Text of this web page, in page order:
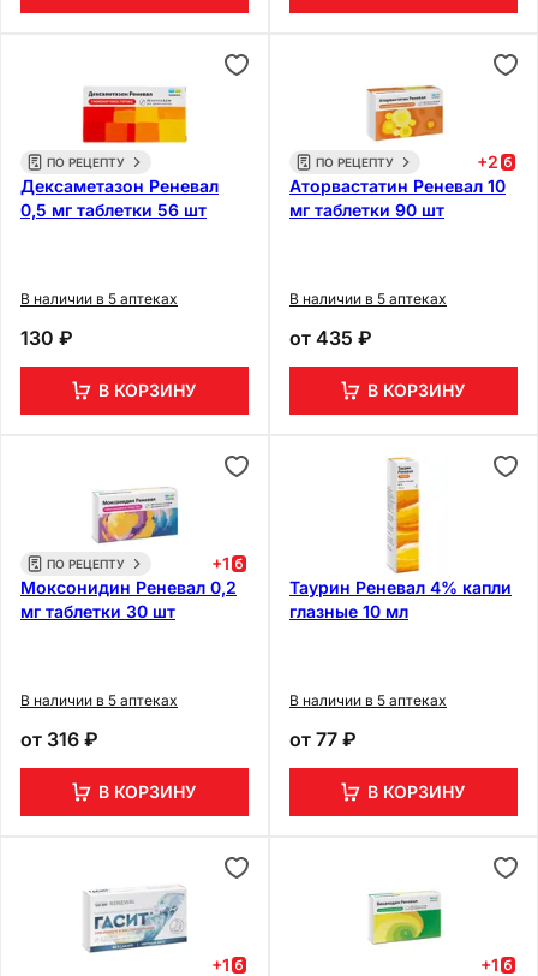
ПО РЕЦЕПТУ
Дексаметазон Реневал
0,5 мг таблетки 56 шт
В наличии в 5 аптеках
130 ₽
В КОРЗИНУ
ПО РЕЦЕПТУ +2
Аторвастатин Реневал 10
мг таблетки 90 шт
В наличии в 5 аптеках
от 435 ₽
В КОРЗИНУ
ПО РЕЦЕПТУ +1
Моксонидин Реневал 0,2
мг таблетки 30 шт
В наличии в 5 аптеках
от 316 ₽
В КОРЗИНУ
Таурин Реневал 4% капли
глазные 10 мл
В наличии в 5 аптеках
от 77 ₽
В КОРЗИНУ
+1
+1